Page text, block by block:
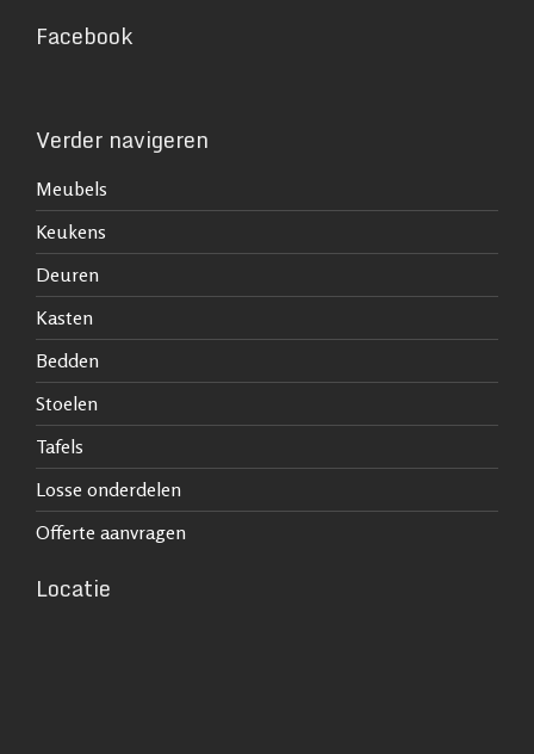
Facebook
Verder navigeren
Meubels
Keukens
Deuren
Kasten
Bedden
Stoelen
Tafels
Losse onderdelen
Offerte aanvragen
Locatie